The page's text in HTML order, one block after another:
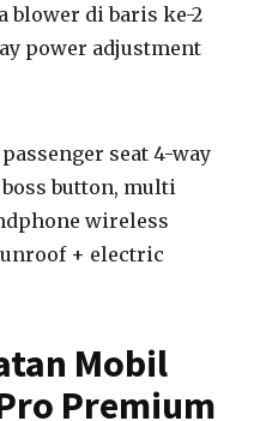
blower di baris ke-2
power adjustment
seat 4-way
button, multi
wireless
+ electric
Mobil
Premium